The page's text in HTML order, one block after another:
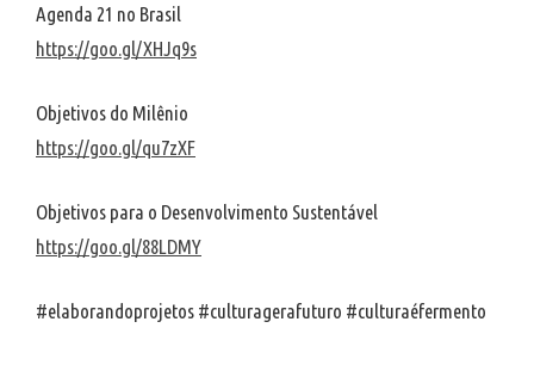
Agenda 21 no Brasil
https://goo.gl/XHJq9s
Objetivos do Milênio
https://goo.gl/qu7zXF
Objetivos para o Desenvolvimento Sustentável
https://goo.gl/88LDMY
#elaborandoprojetos #culturagerafuturo #culturaéfermento